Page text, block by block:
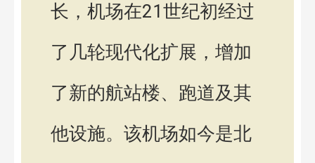
长，机场在21世纪初经过
了几轮现代化扩展，增加
了新的航站楼、跑道及其
他设施。该机场如今是北